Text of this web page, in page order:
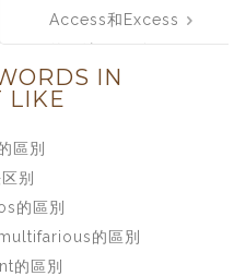
Access和Excess
IN
LIKE
區別
别
的區別
的區別
的區別